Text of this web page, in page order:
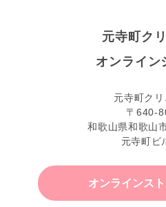
元寺町ク
オンライン
元寺町クリ
〒640-
和歌山県和歌山
元寺町ビ
オンラインス